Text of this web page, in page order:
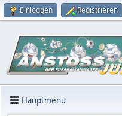
Einloggen Registrieren
Hauptmenü